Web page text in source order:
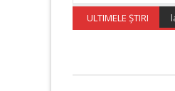
ULTIMELE ȘTIRI
privind relocarea rromilor de la Pata